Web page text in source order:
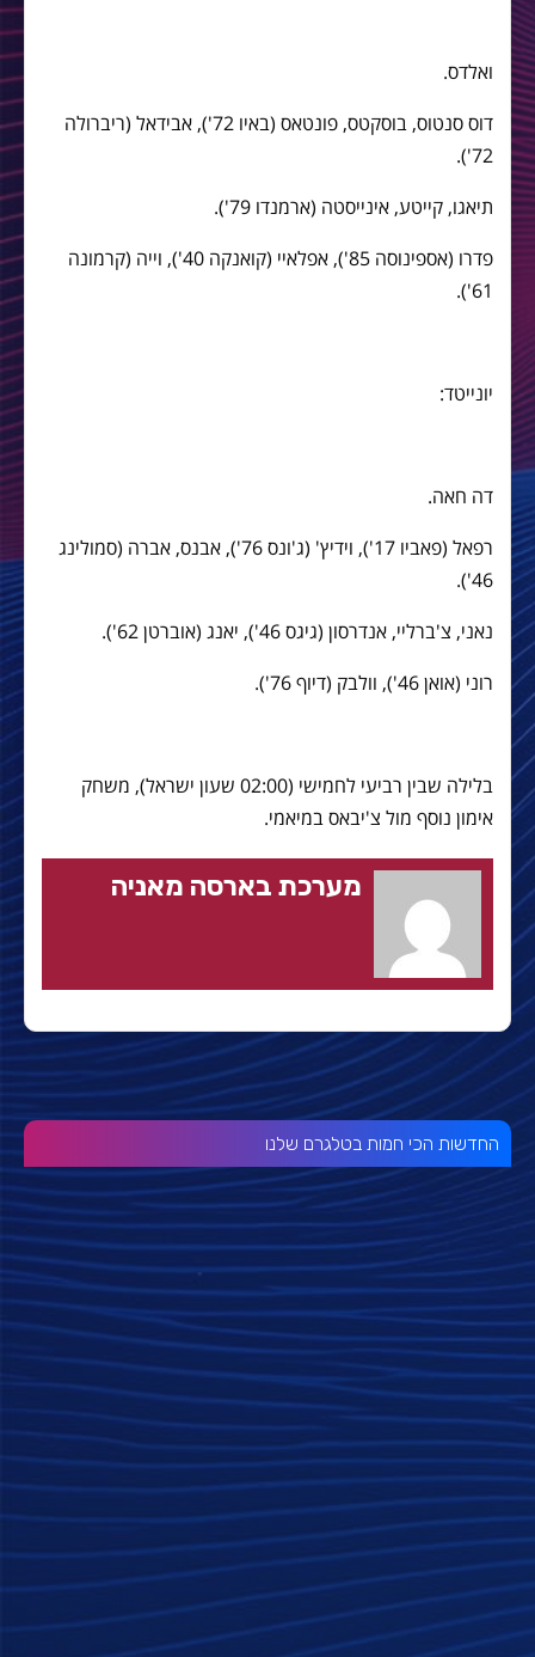
ואלדס.
דוס סנטוס, בוסקטס, פונטאס (באיו 72'), אבידאל (ריברולה
72').
תיאגו, קייטע, אינייסטה (ארמנדו 79').
פדרו (אספינוסה 85'), אפלאיי (קואנקה 40'), וייה (קרמונה
61').
יונייטד:
דה חאה.
רפאל (פאביו 17'), וידיץ' (ג'ונס 76'), אבנס, אברה (סמולינג
46').
נאני, צ'ברליי, אנדרסון (גיגס 46'), יאנג (אוברטן 62').
רוני (אואן 46'), וולבק (דיוף 76').
בלילה שבין רביעי לחמישי (02:00 שעון ישראל), משחק
אימון נוסף מול צ'יבאס במיאמי.
מערכת בארסה מאניה
החדשות הכי חמות בטלגרם שלנו